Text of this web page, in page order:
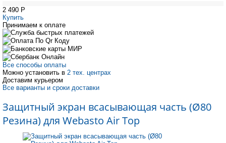
Принимаем к оплате
Все способы оплаты
Можно установить в 2 тех. центрах
Доставим курьером
Все варианты и сроки доставки
2 490 P
Купить
Защитный экран всасывающая часть (Ø80
Резина) для Webasto Air Top